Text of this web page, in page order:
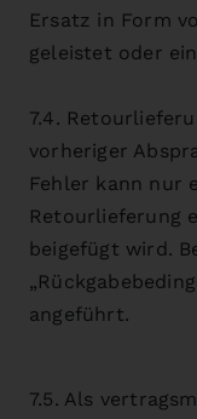
Ersatz in Form
geleistet oder
7.4.
vorheriger
Fehler kann nur
Retourlieferung
beigefügt wird.
angeführt.
7.5. Als